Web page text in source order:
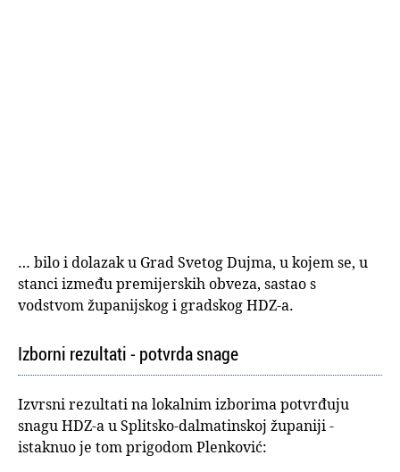
… bilo i dolazak u Grad Svetog Dujma, u kojem se, u
stanci između premijerskih obveza, sastao s
vodstvom županijskog i gradskog HDZ-a.
Izborni rezultati - potvrda snage
Izvrsni rezultati na lokalnim izborima potvrđuju
snagu HDZ-a u Splitsko-dalmatinskoj županiji -
istaknuo je tom prigodom Plenković: